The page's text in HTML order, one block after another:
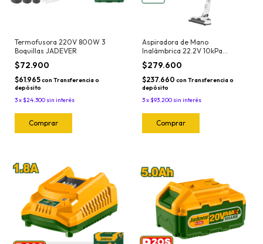
Termofusora 220V 800W 3
Boquillas JADEVER
$72.900
$61.965con Transferencia o
depósito
3x$24.300 sin interés
Aspiradora de Mano
Inalámbrica 22.2V 10kPa
Jadever
$279.600
$237.660 con Transferencia o
depósito
3x$93.200 sin interés